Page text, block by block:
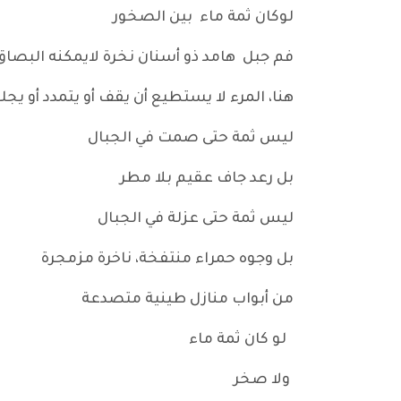
لوكان ثمة ماء بين الصخور
فم جبل هامد ذو أسنان نخرة لايمكنه
هنا، المرء لا يستطيع أن يقف أو
ليس ثمة حتى صمت في الجبال
بل رعد جاف عقيم بلا مطر
ليس ثمة حتى عزلة في الجبال
بل وجوه حمراء منتفخة، ناخرة مزمجرة
من أبواب منازل طينية متصدعة
لو كان ثمة ماء
ولا صخر